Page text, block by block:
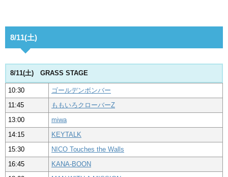
8/11(土)
8/11(土) GRASS STAGE
10:30
ゴールデンボンバー
11:45
ももいろクローバーZ
13:00
miwa
14:15
KEYTALK
15:30
NICO Touches the Walls
16:45
KANA-BOON